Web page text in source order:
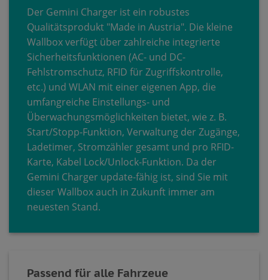
Der Gemini Charger ist ein robustes
Qualitätsprodukt "Made in Austria". Die kleine
Wallbox verfügt über zahlreiche integrierte
Sicherheitsfunktionen (AC- und DC-
Fehlstromschutz, RFID für Zugriffskontrolle,
etc.) und WLAN mit einer eigenen App, die
umfangreiche Einstellungs- und
Überwachungsmöglichkeiten bietet, wie z. B.
Start/Stopp-Funktion, Verwaltung der Zugänge,
Ladetimer, Stromzähler gesamt und pro RFID-
Karte, Kabel Lock/Unlock-Funktion. Da der
Gemini Charger update-fähig ist, sind Sie mit
dieser Wallbox auch in Zukunft immer am
neuesten Stand.
Passend für alle Fahrzeue